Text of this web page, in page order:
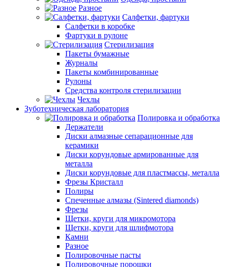
Разное
Салфетки, фартуки
Салфетки в коробке
Фартуки в рулоне
Стерилизация
Пакеты бумажные
Журналы
Пакеты комбинированные
Рулоны
Средства контроля стерилизации
Чехлы
Зуботехническая лаборатория
Полировка и обработка
Держатели
Диски алмазные сепарационные для
керамики
Диски корундовые армированные для
металла
Диски корундовые для пластмассы, металла
Фрезы Кристалл
Полиры
Спеченные алмазы (Sintered diamonds)
Фрезы
Щетки, круги для микромотора
Щетки, круги для шлифмотора
Камни
Разное
Полировочные пасты
Полировочные порошки